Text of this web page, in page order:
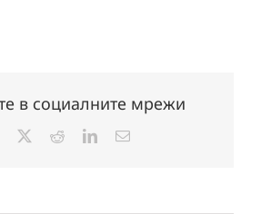
в социалните мрежи
Facebook RedditLinkedInЕлектронна